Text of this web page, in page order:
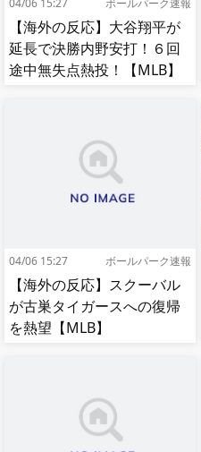
【海外の反応】大谷翔平が
延長で決勝内野安打！６回
途中無失点熱投！【MLB】
04/06 15:27 ボールパーク速報
【海外の反応】スクーバル
が古巣タイガースへの復帰
を熱望【MLB】